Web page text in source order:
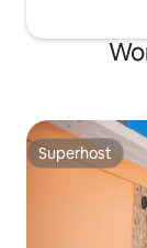
Superhost
Superhost